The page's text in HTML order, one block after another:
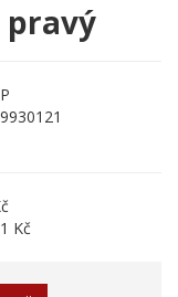
pravý
Kč